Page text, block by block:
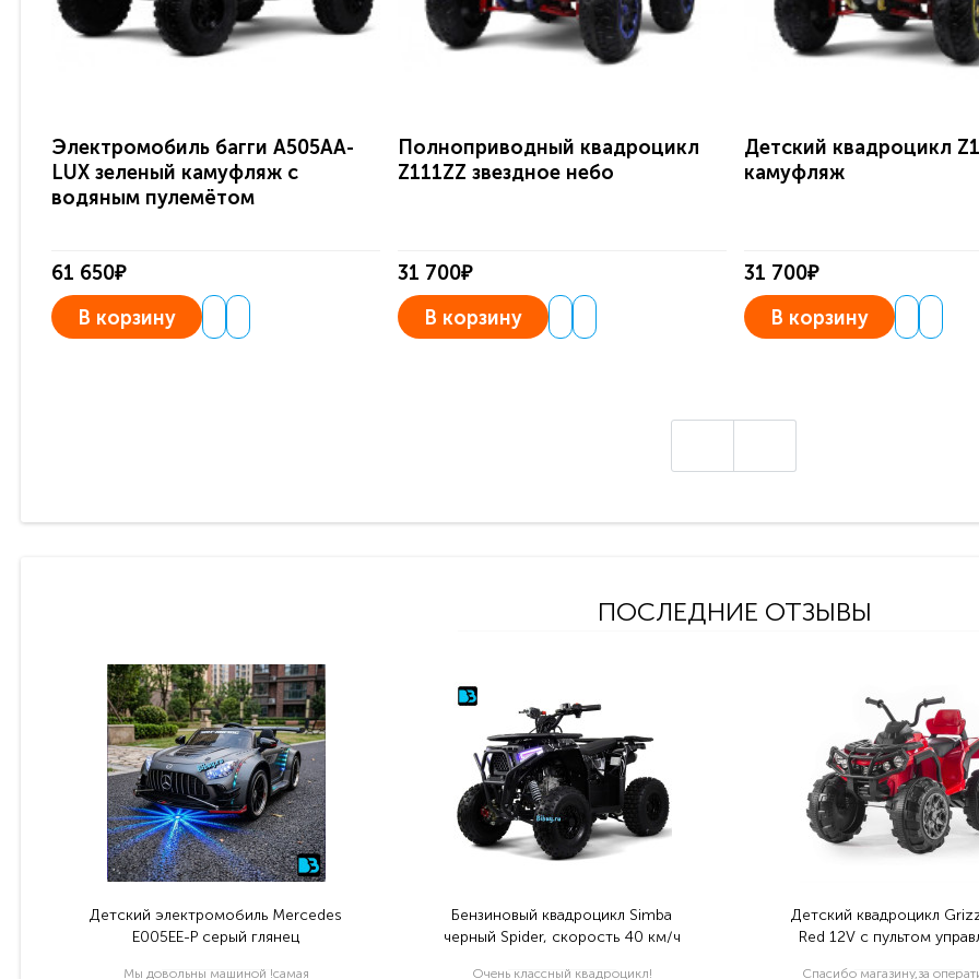
Электромобиль багги A505AA-
LUX зеленый камуфляж с
водяным пулемётом
61 650₽
В корзину
Полноприводный квадроцикл
Z111ZZ звездное небо
31 700₽
В корзину
Детский квадроцикл
камуфляж
31 700₽
В корзину
ПОСЛЕДНИЕ ОТЗЫВЫ
Детский электромобиль Mercedes
E005EE-P серый глянец
Мы довольны машиной !самая
Бензиновый квадроцикл Simba
черный Spider, скорость 40 км/ч
Очень классный квадроцикл!
Детский квадроцикл
Red 12V с пультом
Спасибо магазину,за